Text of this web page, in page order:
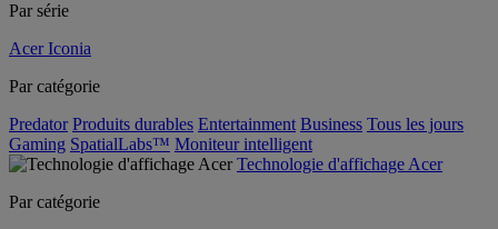
Par série
Acer Iconia
Par catégorie
Predator Produits durables Entertainment Business Tous les jours
Gaming SpatialLabs™ Moniteur intelligent
Technologie d'affichage Acer
Par catégorie